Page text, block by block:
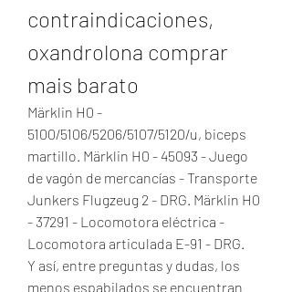
contraindicaciones,
oxandrolona comprar
mais barato
Märklin H0 -
5100/5106/5206/5107/5120/u, biceps
martillo. Märklin H0 - 45093 - Juego
de vagón de mercancías - Transporte
Junkers Flugzeug 2 - DRG. Märklin H0
- 37291 - Locomotora eléctrica -
Locomotora articulada E-91 - DRG.
Y así, entre preguntas y dudas, los
menos espabilados se encuentran